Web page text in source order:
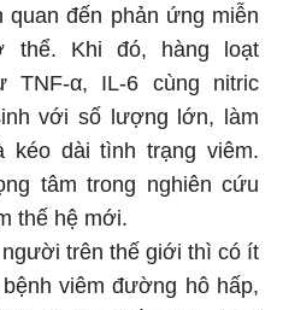
quan đến phản ứng miễn
thể. Khi đó, hàng loạt
TNF-α, IL-6 cùng nitric
với số lượng lớn, làm
kéo dài tình trạng viêm.
tâm trong nghiên cứu
thế hệ mới.
trên thế giới thì có ít
viêm đường hô hấp,